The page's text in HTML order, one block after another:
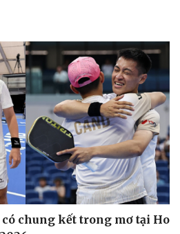
chung kết trong mơ tại Ho